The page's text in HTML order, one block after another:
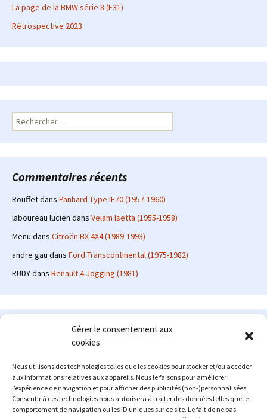
Gérer le consentement aux
cookies
Nous utilisons des technologies telles que les cookies pour stocker et/ou accéder
aux informations relatives aux appareils. Nous le faisons pour améliorer
l’expérience de navigation et pour afficher des publicités (non-)personnalisées.
Consentir à ces technologies nous autorisera à traiter des données telles que le
comportement de navigation ou les ID uniques sur ce site. Le fait de ne pas
La page de la BMW série 8 (E31)
Rétrospective 2023
Rechercher :
Commentaires récents
Rouffetdans Panhard Type IE70 (1957-1960)
laboureau lucien dans Velam Isetta (1955-1958)
Menu dans Citroën BX 4X4 (1989-1993)
andre gau dans Ford Transcontinental (1975-1982)
RUDYdans Renault 4 Jogging (1981)
Le site en quelques mots
: passionné d'automobile ancienne depuis de
internet à partir de 2009 au travers d'un blog qui a connu un relatif
succès. Fin 2013, je décide de prendre mon autonomie et me lancer
avec mon propre site : l'Automobile Ancienne.
Me contacter : alex(at)lautomobileancienne.com